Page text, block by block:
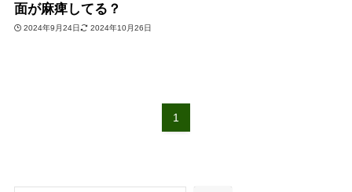
面が麻痺してる？
2024年9月24日 2024年10月26日
1